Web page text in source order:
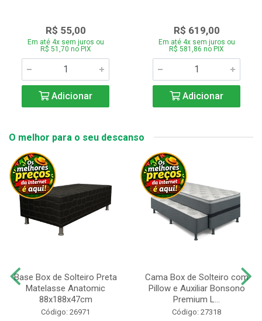
R$ 55,00
Em até 4x sem juros ou
R$ 51,70 no PIX
Adicionar
R$ 619,00
Em até 4x sem juros ou
R$ 581,86 no PIX
Adicionar
O melhor para o seu descanso
Base Box de Solteiro Preta
Matelasse Anatomic
88x188x47cm
Código: 26971
Cama Box de Solteiro com
Pillow e Auxiliar Bonsono
Premium L...
Código: 27318